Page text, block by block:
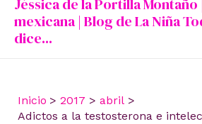
Jéssica de la Portilla
mexicana | Blog de La Niña
dice...
Inicio 2017
abril
Adictos a la testosterona e